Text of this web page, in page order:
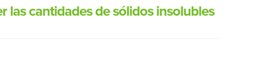
cantidades de sólidos insolubles